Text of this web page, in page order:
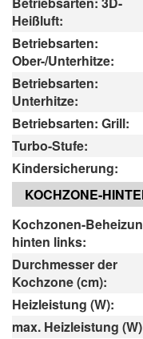
Heißluft:
Betriebsarten:
Ober-/Unterhitze:
Betriebsarten:
Unterhitze:
Betriebsarten: Grill:
Turbo-Stufe:
Kindersicherung:
KOCHZONE-
Kochzonen-
hinten links:
Durchmesser der
Kochzone (cm):
Heizleistung (W):
max. Heizleistung